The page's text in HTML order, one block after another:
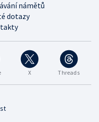
X Threads
námětů
dotazy